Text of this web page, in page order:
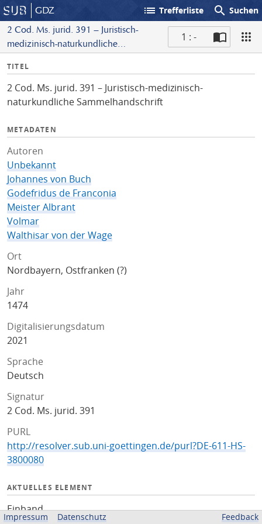
GDZ list Trefferliste search Suchen
2 Cod. Ms. jurid. 391 – Juristisch-
medizinisch-naturkundliche
1 : -
I
f
o
TITEL
2 Cod. Ms. jurid. 391 – Juristisch-medizinisch-
naturkundliche Sammelhandschrift
METADATEN
Autoren
Unbekannt
Johannes von Buch
Godefridus de Franconia
Meister Albrant
Volmar
Walthisar von der Wage
Ort
Nordbayern, Ostfranken (?)
Jahr
1474
Digitalisierungsdatum
2021
Sprache
Deutsch
Signatur
2 Cod. Ms. jurid. 391
PURL
http://resolver.sub.uni-goettingen.de/purl?DE-611-HS-
3800080
AKTUELLES ELEMENT
Einband
Impressum Datenschutz Feedback